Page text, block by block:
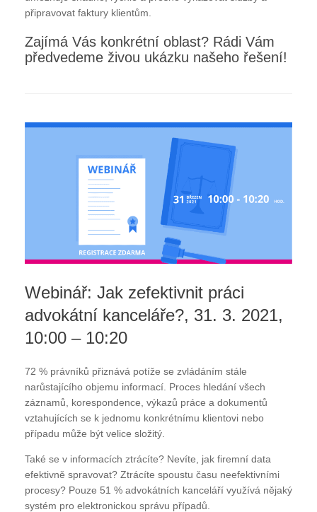
připravovat faktury klientům.
Zajímá Vás konkrétní oblast? Rádi Vám
předvedeme živou ukázku našeho řešení!
Webinář: Jak zefektivnit práci
advokátní kanceláře?, 31. 3. 2021,
10:00 – 10:20
72 % právníků přiznává potíže se zvládáním stále
narůstajícího objemu informací. Proces hledání všech
záznamů, korespondence, výkazů práce a dokumentů
vztahujících se k jednomu konkrétnímu klientovi nebo
případu může být velice složitý.
Také se v informacích ztrácíte? Nevíte, jak firemní data
efektivně spravovat? Ztrácíte spoustu času neefektivními
procesy? Pouze 51 % advokátních kanceláří využívá nějaký
systém pro elektronickou správu případů.